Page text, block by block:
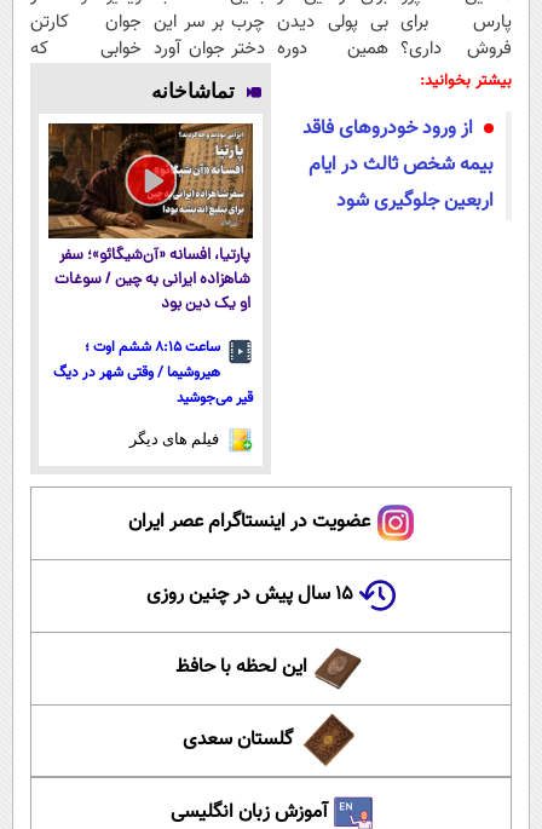
پارس برای
فروش داری؟
اینجا سریع
بی پولی دیدن
همین دوره
کن)
چرب بر سر این
دختر جوان آورد
😓حتما ببین
جوان کارتن
خوابی که
بیشتر بخوانید:
از ورود خودرو‌های فاقد
بیمه شخص ثالث در ایام
اربعین جلوگیری شود
تماشاخانه
پارتیا، افسانه «آن‌شیگائو»؛ سفر
شاهزاده ایرانی به چین / سوغات
او یک دین بود
ساعت ۸:۱۵ ششم اوت ؛
هیروشیما / وقتی شهر در دیگ
قیر می‌جوشید
فیلم های دیگر
عضویت در اینستاگرام عصر ایران
۱۵ سال پیش در چنین روزی
این لحظه با حافظ
گلستان سعدی
آموزش زبان انگلیسی